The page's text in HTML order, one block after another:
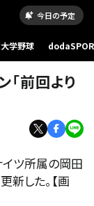
今日の予定
学野球
「前回より
ツ所属の岡田
した。【画